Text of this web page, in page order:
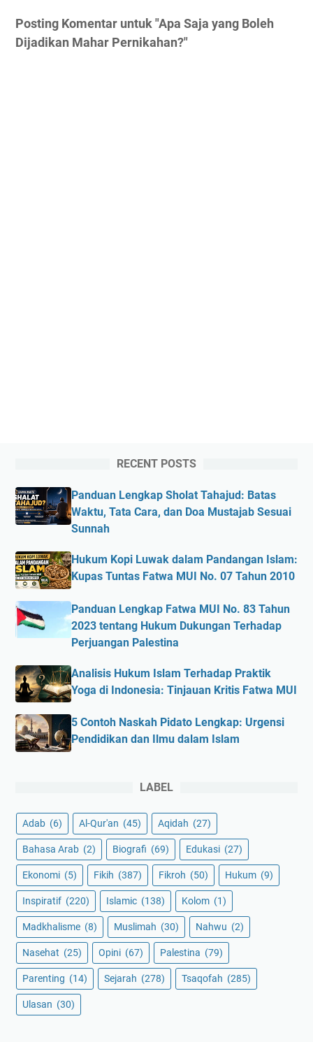
Posting Komentar untuk "Apa Saja yang Boleh
Dijadikan Mahar Pernikahan?"
RECENT POSTS
Panduan Lengkap Sholat Tahajud: Batas
Waktu, Tata Cara, dan Doa Mustajab Sesuai
Sunnah
Hukum Kopi Luwak dalam Pandangan Islam:
Kupas Tuntas Fatwa MUI No. 07 Tahun 2010
Panduan Lengkap Fatwa MUI No. 83 Tahun
2023 tentang Hukum Dukungan Terhadap
Perjuangan Palestina
Analisis Hukum Islam Terhadap Praktik
Yoga di Indonesia: Tinjauan Kritis Fatwa MUI
5 Contoh Naskah Pidato Lengkap: Urgensi
Pendidikan dan Ilmu dalam Islam
LABEL
Adab (6) Al-Qur'an (45) Aqidah (27)
Bahasa Arab (2) Biografi (69) Edukasi (27)
Ekonomi (5) Fikih (387) Fikroh (50) Hukum (9)
Inspiratif (220) Islamic (138) Kolom (1)
Madkhalisme (8) Muslimah (30) Nahwu (2)
Nasehat (25) Opini (67) Palestina (79)
Parenting (14) Sejarah (278) Tsaqofah (285)
Ulasan (30)